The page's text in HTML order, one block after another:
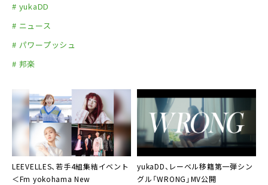
# yukaDD
# ニュース
# パワープッシュ
# 邦楽
LEEVELLES、若手4組集結イベント
＜Fm yokohama New
yukaDD、レーベル移籍第一弾シン
グル「WRONG」MV公開